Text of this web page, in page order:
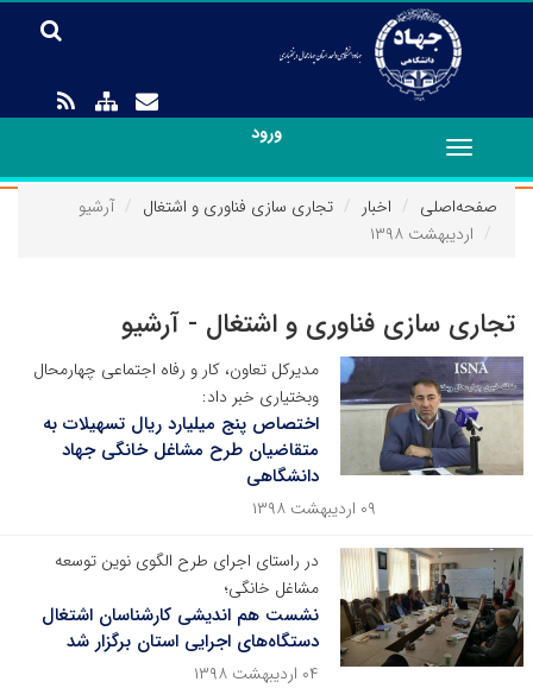
ورود
Toggle
navigation
صفحه‌اصلی
اخبار تجاری سازی فناوری و اشتغال
آرشیو
اردیبهشت ۱۳۹۸
تجاری سازی فناوری و اشتغال - آرشیو
مدیرکل تعاون، کار و رفاه اجتماعی چهارمحال
وبختیاری خبر داد:
اختصاص پنج میلیارد ریال تسهیلات به
متقاضیان طرح مشاغل خانگی جهاد
دانشگاهی
۰۹ اردیبهشت ۱۳۹۸
در راستای اجرای طرح الگوی نوین توسعه
مشاغل خانگی؛
نشست هم اندیشی کارشناسان اشتغال
دستگاه‌های اجرایی استان برگزار شد
۰۴ اردیبهشت ۱۳۹۸